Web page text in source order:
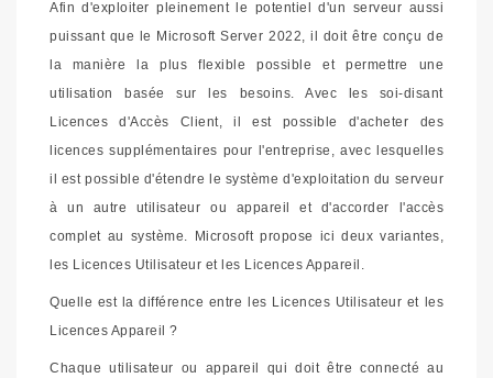
Afin d'exploiter pleinement le potentiel d'un serveur aussi
puissant que le Microsoft Server 2022, il doit être conçu de
la manière la plus flexible possible et permettre une
utilisation basée sur les besoins. Avec les soi-disant
Licences d'Accès Client, il est possible d'acheter des
licences supplémentaires pour l'entreprise, avec lesquelles
il est possible d'étendre le système d'exploitation du serveur
à un autre utilisateur ou appareil et d'accorder l'accès
complet au système. Microsoft propose ici deux variantes,
les Licences Utilisateur et les Licences Appareil.
Quelle est la différence entre les Licences Utilisateur et les
Licences Appareil ?
Chaque utilisateur ou appareil qui doit être connecté au